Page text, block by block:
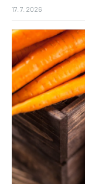
17. 7. 2026